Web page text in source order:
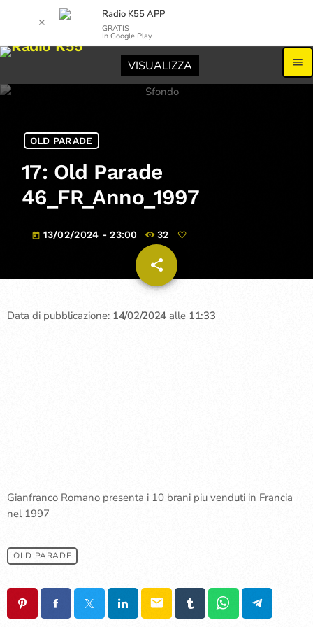
menu
OLD PARADE
17: Old Parade
46_FR_Anno_1997
today 13/02/2024 - 23:00 32
share
email
Data di pubblicazione: 14/02/2024 alle 11:33
Gianfranco Romano presenta i 10 brani piu venduti in Francia
nel 1997
OLD PARADE
email
✕
Radio K55 APP
GRATIS
In Google Play
VISUALIZZA